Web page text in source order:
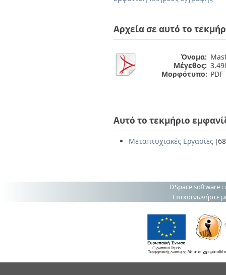
Αρχεία σε αυτό το
Όνομα:
Μέγεθος:
Μορφότυπο: PDF
Αυτό το τεκμήριο
Μεταπτυχιακές Εργασίες
DSpace software
Επικοινωνήστε